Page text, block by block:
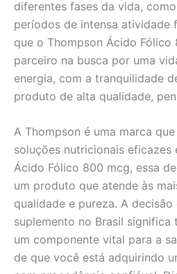
diferentes fases da vida,
períodos de intensa atividade
que o Thompson Ácido Fólico
parceiro na busca por uma
energia, com a tranquilidade
produto de alta qualidade,
A Thompson é uma marca
soluções nutricionais eficazes
Ácido Fólico 800 mcg, essa
um produto que atende às
qualidade e pureza. A
suplemento no Brasil
um componente vital para a
de que você está adquirindo